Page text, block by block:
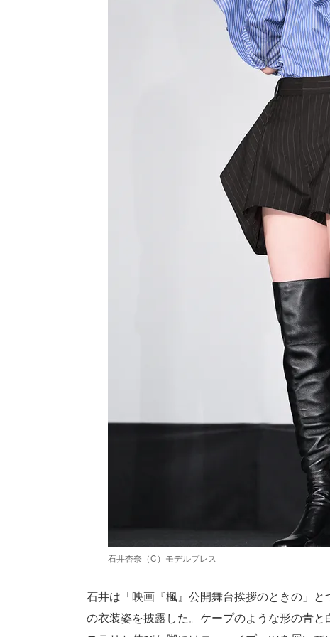
石井杏奈（C）モデルプレス
石井は「映画『楓』公開舞台挨拶のときの」
の衣装姿を披露した。ケープのような形の青と